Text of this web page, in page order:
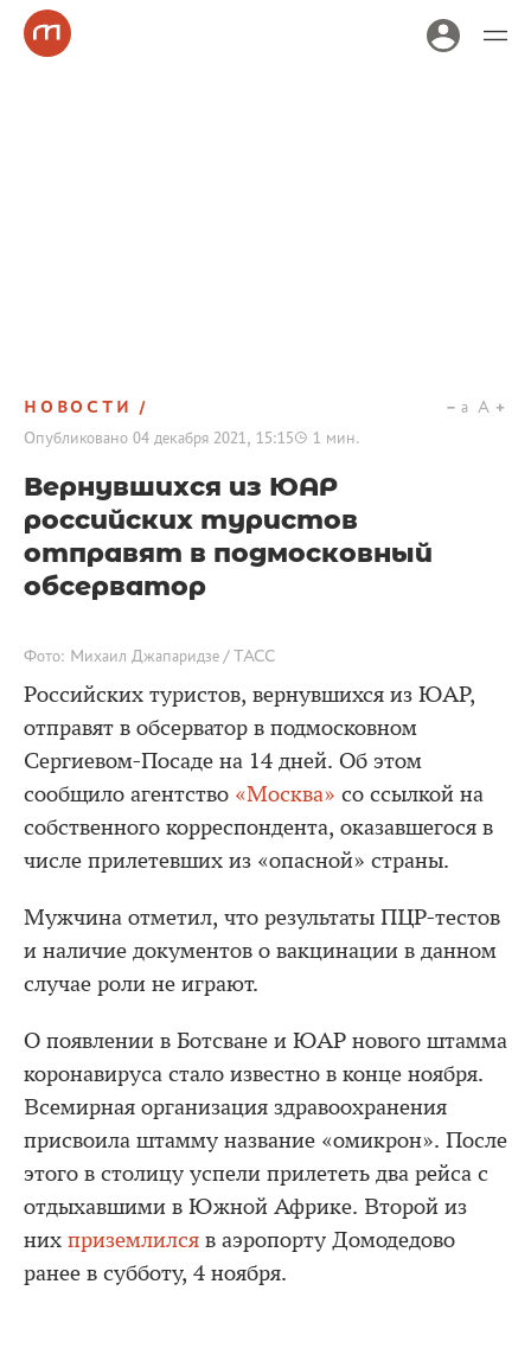
НОВОСТИ
Опубликовано 04 декабря 2021, 15:15 1 мин.
a A
Вернувшихся из ЮАР
российских туристов
отправят в подмосковный
обсерватор
Фото: Михаил Джапаридзе / ТАСС
Российских туристов, вернувшихся из ЮАР,
отправят в обсерватор в подмосковном
Сергиевом-Посаде на 14 дней. Об этом
сообщило агентство «Москва» со ссылкой на
собственного корреспондента, оказавшегося в
числе прилетевших из «опасной» страны.
Мужчина отметил, что результаты ПЦР-тестов
и наличие документов о вакцинации в данном
случае роли не играют.
О появлении в Ботсване и ЮАР нового штамма
коронавируса стало известно в конце ноября.
Всемирная организация здравоохранения
присвоила штамму название «омикрон». После
этого в столицу успели прилететь два рейса с
отдыхавшими в Южной Африке. Второй из
них приземлился в аэропорту Домодедово
ранее в субботу, 4 ноября.